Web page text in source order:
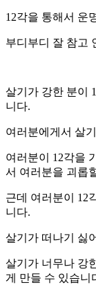
12각을 통해서 운
부디부디 잘 참고
살기가 강한 분이
니다.
여러분에게서 살
여러분이 12각을
서 여러분을 괴롭
근데 여러분이 12
니다.
살기가 떠나기 싫
살기가 너무나 강
게 만들 수 있습니